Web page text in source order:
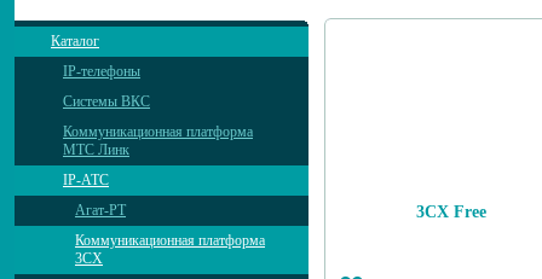
Каталог
IP-телефоны
Системы ВКС
Коммуникационная платформа
МТС Линк
IP-АТС
Агат-РТ
Коммуникационная платформа
3CX
3CX Free